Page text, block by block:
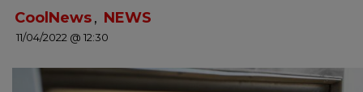
DANCEFLOOR CHART
CoolNews, NEWS
11/04/2022 @ 12:30